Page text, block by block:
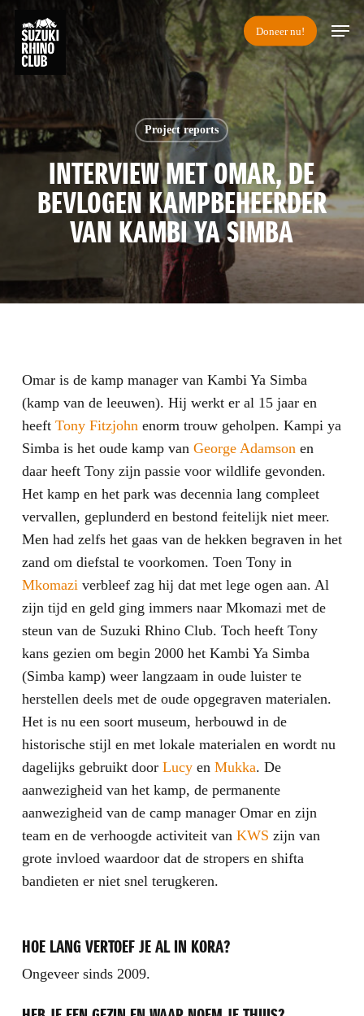
Skip
main
content
Doneer nu!
Menu
Project reports
INTERVIEW MET OMAR, DE
BEVLOGEN KAMPBEHEERDER
VAN KAMBI YA SIMBA
Omar is de kamp manager van Kambi Ya Simba
(kamp van de leeuwen). Hij werkt er al 15 jaar en
heeft Tony Fitzjohnenorm trouw geholpen. Kampi ya
Simba is het oude kamp van George Adamsonen
daar heeft Tony zijn passie voor wildlife gevonden.
Het kamp en het park was decennia lang compleet
vervallen, geplunderd en bestond feitelijk niet meer.
Men had zelfs het gaas van de hekken begraven in het
zand om diefstal te voorkomen. Toen Tony in
Mkomaziverbleef zag hij dat met lege ogen aan. Al
zijn tijd en geld ging immers naar Mkomazi met de
steun van de Suzuki Rhino Club. Toch heeft Tony
kans gezien om begin 2000 het Kambi Ya Simba
(Simba kamp) weer langzaam in oude luister te
herstellen deels met de oude opgegraven materialen.
Het is nu een soort museum, herbouwd in de
historische stijl en met lokale materialen en wordt nu
dagelijks gebruikt door Lucyen Mukka. De
aanwezigheid van het kamp, de permanente
aanwezigheid van de camp manager Omar en zijn
team en de verhoogde activiteit van KWS zijn van
grote invloed waardoor dat de stropers en shifta
bandieten er niet snel terugkeren.
HOE LANG VERTOEF JE AL IN KORA?
Ongeveer sinds 2009.